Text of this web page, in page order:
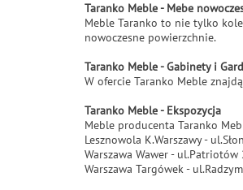
Taranko Meble - Mebe
Meble Taranko to nie tylko
nowoczesne powierzchnie.
Taranko Meble - Gabinety i
W ofercie Taranko Meble
Taranko Meble - Ekspozycja
Meble producenta Taranko
Lesznowola K.Warszawy -
Warszawa Wawer - ul.Patriotów
Warszawa Targówek -